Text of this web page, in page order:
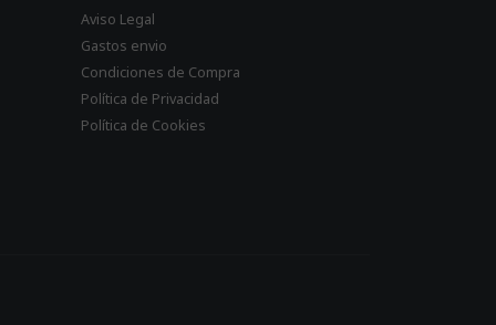
Aviso Legal
Gastos envio
Condiciones de Compra
Política de Privacidad
Política de Cookies